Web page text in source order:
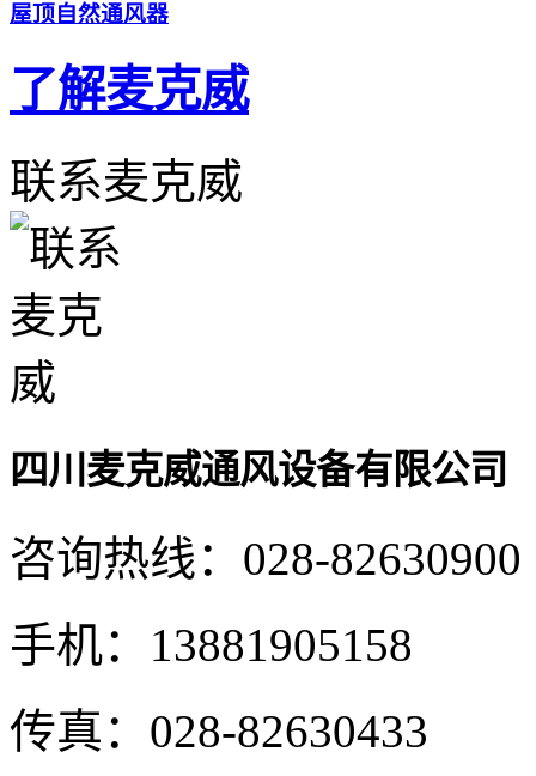
屋顶自然通风器
了解麦克威
联系麦克威
四川麦克威通风设备有限公司
咨询热线： 028-82630900
手机： 13881905158
传真： 028-82630433